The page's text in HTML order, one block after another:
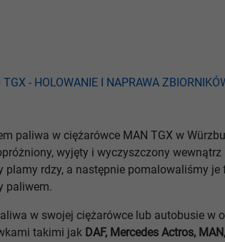
paliwa w ciężarówce MAN TGX w
wyjęty i wyczyszczony
rdzy, a następnie pomalowaliśmy
paliwem.
w swojej ciężarówce lub autobusie w
takimi jak DAF, Mercedes Actros,